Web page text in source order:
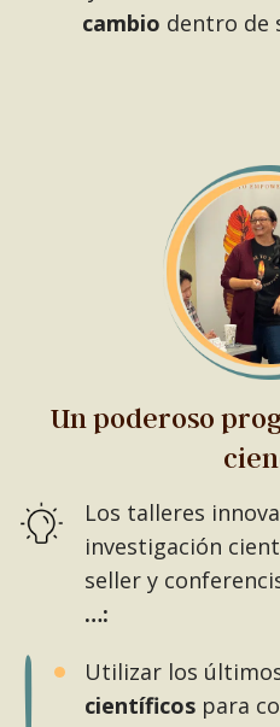
cambio dentro de
Un poderoso
Los talleres
investigación
seller y
…:
Utilizar los
científicos para